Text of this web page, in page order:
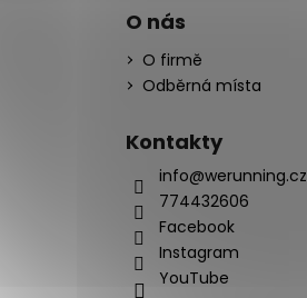
O nás
O firmě
Odběrná místa
Kontakty
info@werunning.cz
774432606
Facebook
Instagram
YouTube